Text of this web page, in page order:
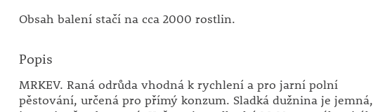
Obsah balení stačí na cca 2000 rostlin.
Popis
MRKEV. Raná odrůda vhodná k rychlení a pro jarní polní
pěstování, určená pro přímý konzum. Sladká dužnina je jemná,